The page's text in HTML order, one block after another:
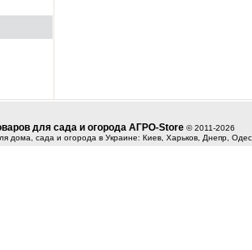
для сада и огорода АГРО-Store © 2011-2026
дома, сада и огорода в Украине: Киев, Харьков, Днепр,